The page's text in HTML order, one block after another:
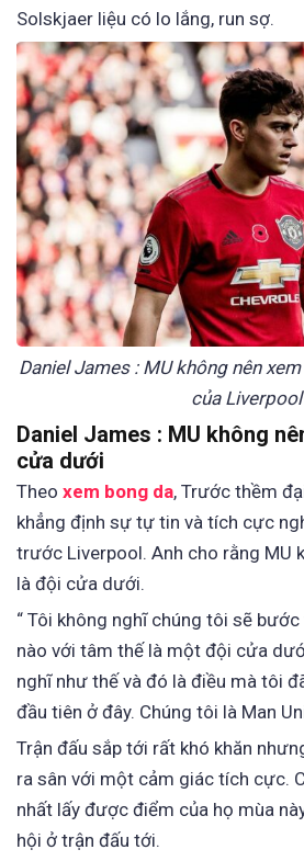
Solskjaer liệu có lo lắng, run sợ.
Daniel James : MU không nên
của Liverpool
Daniel James : MU không
cửa dưới
Theo xem bong da, Trước thềm
khẳng định sự tự tin và tích cực
trước Liverpool. Anh cho rằng MU
là đội cửa dưới.
“ Tôi không nghĩ chúng tôi sẽ
nào với tâm thế là một đội cửa
nghĩ như thế và đó là điều mà tôi
đầu tiên ở đây. Chúng tôi là Man
Trận đấu sắp tới rất khó khăn
ra sân với một cảm giác tích cực.
nhất lấy được điểm của họ mùa
hội ở trận đấu tới.